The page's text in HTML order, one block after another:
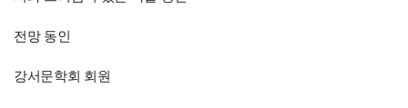
전망 동인
강서문학회 회원